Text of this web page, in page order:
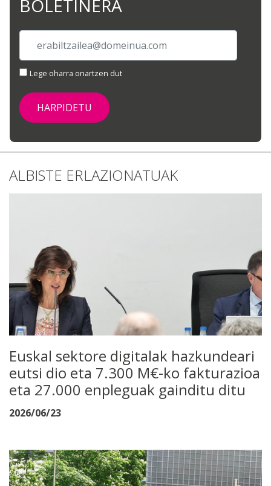
BOLETINERA
Lege oharra onartzen dut
ALBISTE ERLAZIONATUAK
Euskal sektore digitalak hazkundeari
eutsi dio eta 7.300 M€-ko fakturazioa
eta 27.000 enpleguak gainditu ditu
2026/06/23